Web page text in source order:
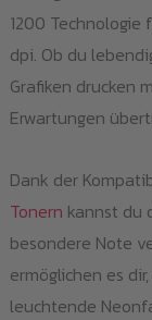
1200 Technologie
dpi. Ob du
Grafiken drucken
Erwartungen
Dank der
Tonern kannst du
besondere Note
ermöglichen es
leuchtende